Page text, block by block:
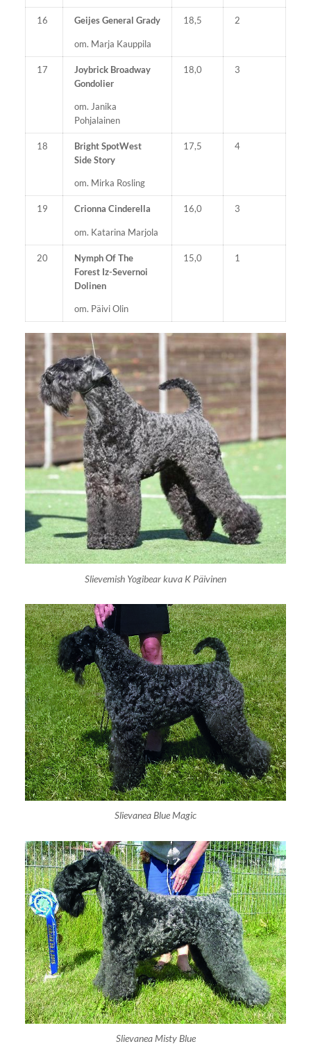
16 Geijes General Grady
om. Marja Kauppila
18,5 2
17
Joybrick Broadway
Gondolier
om. Janika
Pohjalainen
18,0 3
18
Bright SpotWest
Side Story
om. Mirka Rosling
17,5 4
19 Crionna Cinderella
om. Katarina Marjola
16,0 3
20
Nymph Of The
Forest Iz-Severnoi
Dolinen
om. Päivi Olin
15,0 1
Slievemish Yogibear kuva K Päivinen
Slievanea Blue Magic
Slievanea Misty Blue